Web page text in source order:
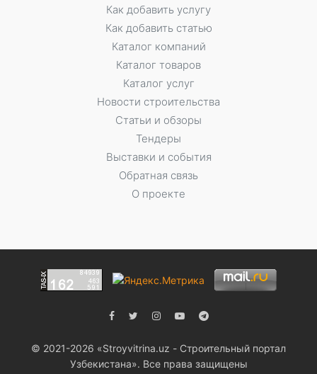
Как добавить услугу
Как добавить статью
Каталог компаний
Каталог товаров
Каталог услуг
Новости строительства
Статьи и обзоры
Тендеры
Выставки и события
Обратная связь
О проекте
© 2021-2026 «Stroyvitrina.uz - Строительный портал
Узбекистана». Все права защищены